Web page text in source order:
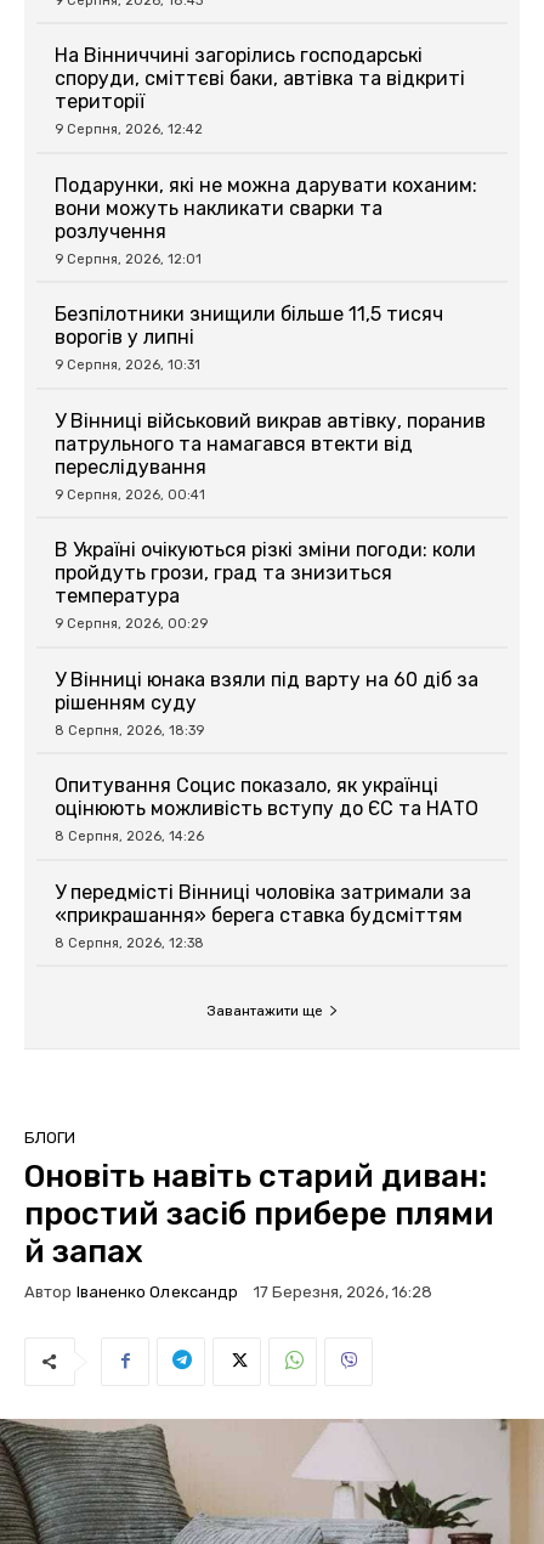
На Вінниччині загорілись господарські
споруди, сміттєві баки, автівка та відкриті
території
9 Серпня, 2026, 12:42
Подарунки, які не можна дарувати коханим:
вони можуть накликати сварки та
розлучення
9 Серпня, 2026, 12:01
Безпілотники знищили більше 11,5 тисяч
ворогів у липні
9 Серпня, 2026, 10:31
У Вінниці військовий викрав автівку, поранив
патрульного та намагався втекти від
переслідування
9 Серпня, 2026, 00:41
В Україні очікуються різкі зміни погоди: коли
пройдуть грози, град та знизиться
температура
9 Серпня, 2026, 00:29
У Вінниці юнака взяли під варту на 60 діб за
рішенням суду
8 Серпня, 2026, 18:39
Опитування Социс показало, як українці
оцінюють можливість вступу до ЄС та НАТО
8 Серпня, 2026, 14:26
У передмісті Вінниці чоловіка затримали за
«прикрашання» берега ставка будсміттям
8 Серпня, 2026, 12:38
Завантажити ще